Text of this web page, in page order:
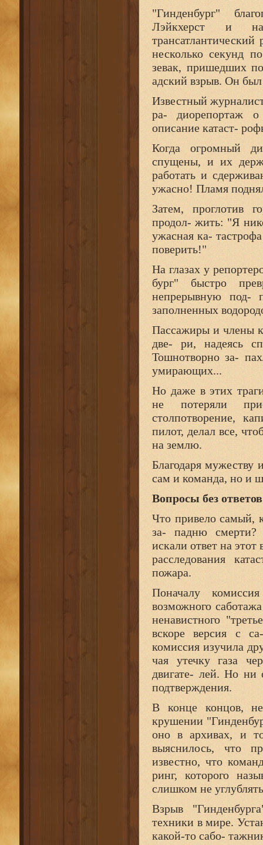
"Гинденбург"
Лэйкхерст и
несколько секунд
зевак, пришедших
адский взрыв. Он
Известный
ра- диорепортаж
описание катаст-
Когда огромный
спущены, и их
работать и
ужасно! Пламя
Затем, проглотив
продол- жить: "Я
ужасная ка-
поверить!"
На глазах у
бург" быстро
непрерывную под-
заполненных
Пассажиры и члены
две- ри, надеясь
Тошнотворно за-
умирающих...
Но даже в этих
не потеряли
столпотворение,
пилот, делал все,
на землю.
Благодаря мужеству
сам и команда, но и
Вопросы без ответов
Что привело самый,
за- падню смерти?
искали ответ на
расследования
пожара.
Поначалу
возможного
ненавистного
вскоре версия с
комиссия изучила
чая утечку газа
двигате- лей. Но ни
подтверждения.
В конце концов,
крушении
оно в архивах, и
выяснилось, что
известно, что
ринг, которого
слишком не
Взрыв
техники в мире.
какой-то сабо-